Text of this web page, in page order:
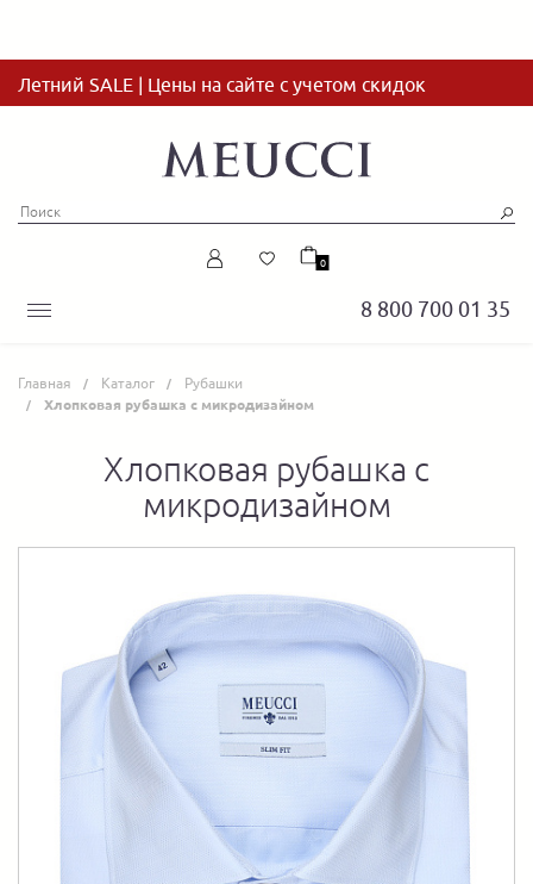
Летний SALE | Цены на сайте с учетом скидок
8 800 700 01 35
0
Главная Каталог Рубашки
Хлопковая рубашка с микродизайном
Хлопковая рубашка с
микродизайном